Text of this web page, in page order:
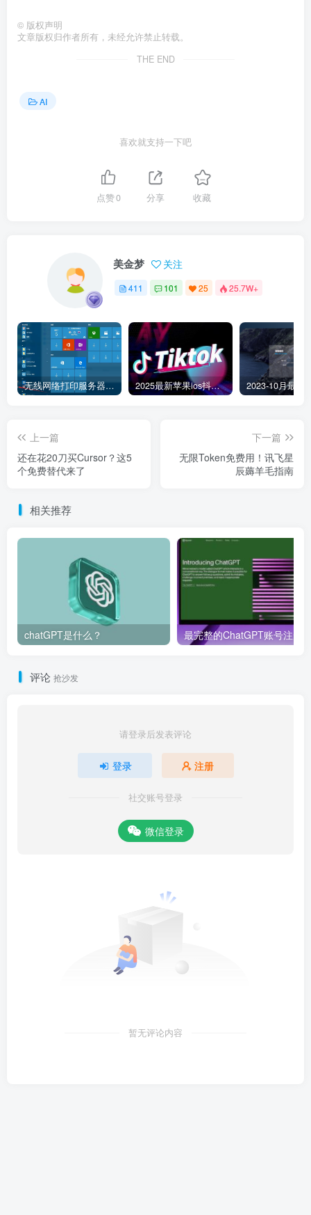
© 版权声明
文章版权归作者所有，未经允许禁止转载。
THE END
AI
喜欢就支持一下吧
点赞0 分享 收藏
美金梦 关注
411 101 25 25.7W+
无线网络打印服务器连接和添加打印机教程 2025最新苹果ios抖音tiktok国际版免拔卡版本
上一篇
还在花20刀买Cursor？这5
个免费替代来了
下一篇
无限Token免费用！讯飞星
辰薅羊毛指南
相关推荐
chatGPT是什么？
评论 抢沙发
请登录后发表评论
登录 注册
社交账号登录
微信登录
暂无评论内容